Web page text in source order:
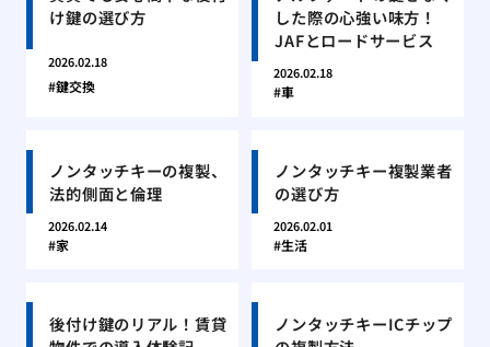
け鍵の選び方
2026.02.18
鍵交換
した際の心強い味方！
JAFとロードサービス
2026.02.18
車
ノンタッチキーの複製、
法的側面と倫理
2026.02.14
家
ノンタッチキー複製業者
の選び方
2026.02.01
生活
後付け鍵のリアル！賃貸
ノンタッチキーICチップ